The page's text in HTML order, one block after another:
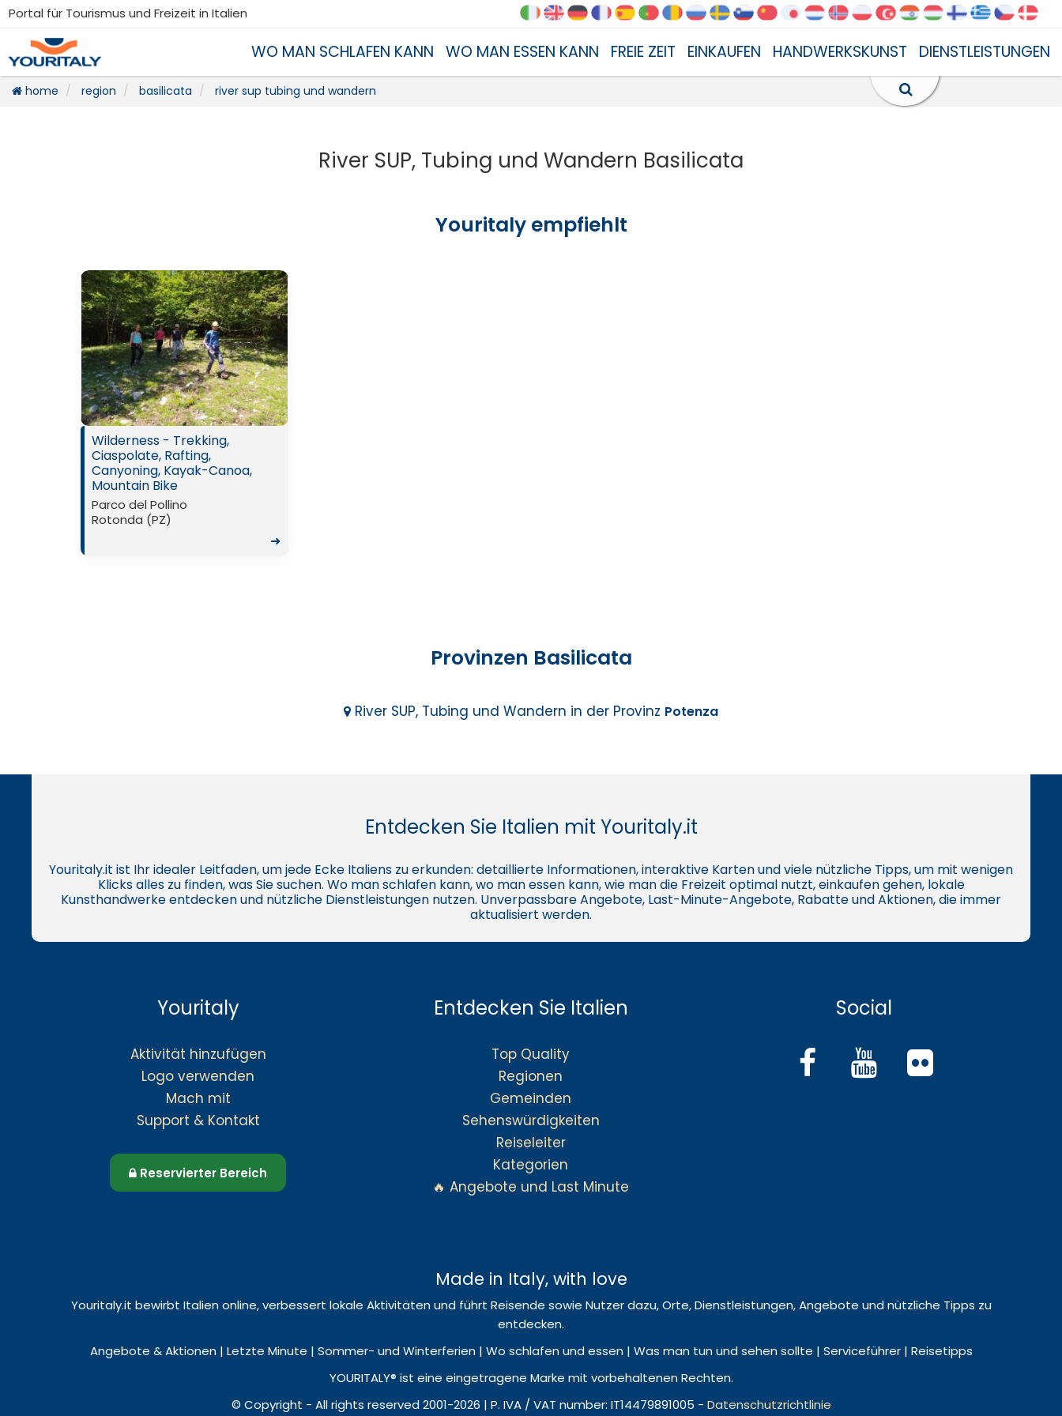
Portal für Tourismus und Freizeit in Italien
WO MAN SCHLAFEN KANN WO MAN ESSEN KANN FREIE ZEIT EINKAUFEN HANDWERKSKUNST DIENSTLEISTUNGEN
home region basilicata river sup tubing und wandern
River SUP, Tubing und Wandern Basilicata
Youritaly empfiehlt
Wilderness - Trekking,
Ciaspolate, Rafting,
Canyoning, Kayak-Canoa,
Mountain Bike
Parco del Pollino
Rotonda (PZ)
➜
Provinzen Basilicata
River SUP, Tubing und Wandern in der Provinz Potenza
Entdecken Sie Italien mit Youritaly.it
Youritaly.it ist Ihr idealer Leitfaden, um jede Ecke Italiens zu erkunden: detaillierte Informationen, interaktive Karten und viele nützliche Tipps, um mit wenigen
Klicks alles zu finden, was Sie suchen. Wo man schlafen kann, wo man essen kann, wie man die Freizeit optimal nutzt, einkaufen gehen, lokale
Kunsthandwerke entdecken und nützliche Dienstleistungen nutzen. Unverpassbare Angebote, Last-Minute-Angebote, Rabatte und Aktionen, die immer
aktualisiert werden.
Youritaly
Aktivität hinzufügen
Logo verwenden
Mach mit
Support & Kontakt
Reservierter Bereich
Entdecken Sie Italien
Top Quality
Regionen
Gemeinden
Sehenswürdigkeiten
Reiseleiter
Kategorien
🔥 Angebote und Last Minute
Social
Made in Italy, with love
Youritaly.it bewirbt Italien online, verbessert lokale Aktivitäten und führt Reisende sowie Nutzer dazu, Orte, Dienstleistungen, Angebote und nützliche Tipps zu
entdecken.
Angebote & Aktionen | Letzte Minute | Sommer- und Winterferien | Wo schlafen und essen | Was man tun und sehen sollte | Serviceführer | Reisetipps
YOURITALY® ist eine eingetragene Marke mit vorbehaltenen Rechten.
© Copyright - All rights reserved 2001-2026 | P. IVA / VAT number: IT14479891005 - Datenschutzrichtlinie